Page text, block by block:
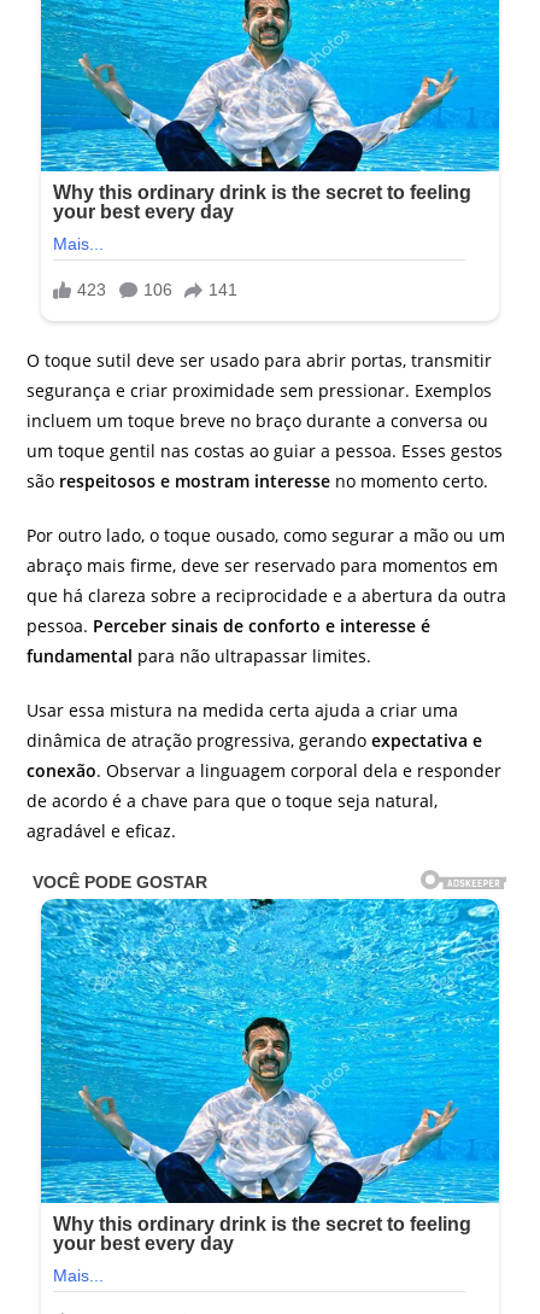
O toque sutil deve ser usado para abrir portas, transmitir
segurança e criar proximidade sem pressionar. Exemplos
incluem um toque breve no braço durante a conversa ou
um toque gentil nas costas ao guiar a pessoa. Esses gestos
são respeitosos e mostram interesse no momento certo.
Por outro lado, o toque ousado, como segurar a mão ou um
abraço mais firme, deve ser reservado para momentos em
que há clareza sobre a reciprocidade e a abertura da outra
pessoa. Perceber sinais de conforto e interesse é
fundamental para não ultrapassar limites.
Usar essa mistura na medida certa ajuda a criar uma
dinâmica de atração progressiva, gerandoexpectativa e
conexão. Observar a linguagem corporal dela e responder
de acordo é a chave para que o toque seja natural,
agradável e eficaz.